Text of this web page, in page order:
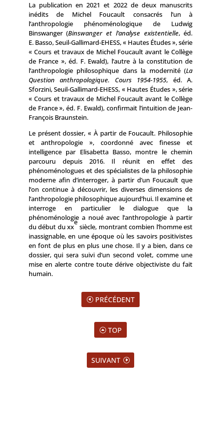
La publication en 2021 et 2022 de deux manuscrits
inédits de Michel Foucault consacrés l’un à
l’anthropologie phénoménologique de Ludwig
Binswanger (Binswanger et l’analyse existentielle, éd.
E. Basso, Seuil-Gallimard-EHESS, « Hautes Études », série
« Cours et travaux de Michel Foucault avant le Collège
de France », éd. F. Ewald), l’autre à la constitution de
l’anthropologie philosophique dans la modernité (La
Question anthropologique. Cours 1954-1955, éd. A.
Sforzini, Seuil-Gallimard-EHESS, « Hautes Études », série
« Cours et travaux de Michel Foucault avant le Collège
de France », éd. F. Ewald), confirmait l’intuition de Jean-
François Braunstein.
Le présent dossier, « À partir de Foucault. Philosophie
et anthropologie », coordonné avec finesse et
intelligence par Elisabetta Basso, montre le chemin
parcouru depuis 2016. Il réunit en effet des
phénoménologues et des spécialistes de la philosophie
moderne afin d’interroger, à partir d’un Foucault que
l’on continue à découvrir, les diverses dimensions de
l’anthropologie philosophique aujourd’hui. Il examine et
interroge en particulier le dialogue que la
phénoménologie a noué avec l’anthropologie à partir
du début du xx
e
siècle, montrant combien l’homme est
inassignable, en une époque où les savoirs positivistes
en font de plus en plus une chose. Il y a bien, dans ce
dossier, qui sera suivi d’un second volet, comme une
mise en alerte contre toute dérive objectiviste du fait
humain.
PRÉCÉDENT
TOP
SUIVANT